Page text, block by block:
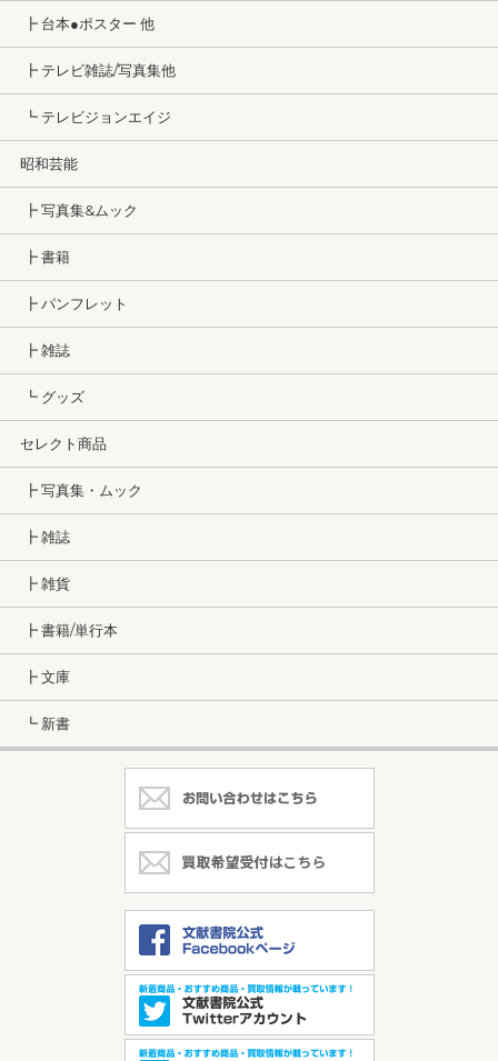
┣ 台本●ポスター 他
┣ テレビ雑誌/写真集他
┗ テレビジョンエイジ
昭和芸能
┣ 写真集&ムック
┣ 書籍
┣ パンフレット
┣ 雑誌
┗ グッズ
セレクト商品
┣ 写真集・ムック
┣ 雑誌
┣ 雑貨
┣ 書籍/単行本
┣ 文庫
┗ 新書